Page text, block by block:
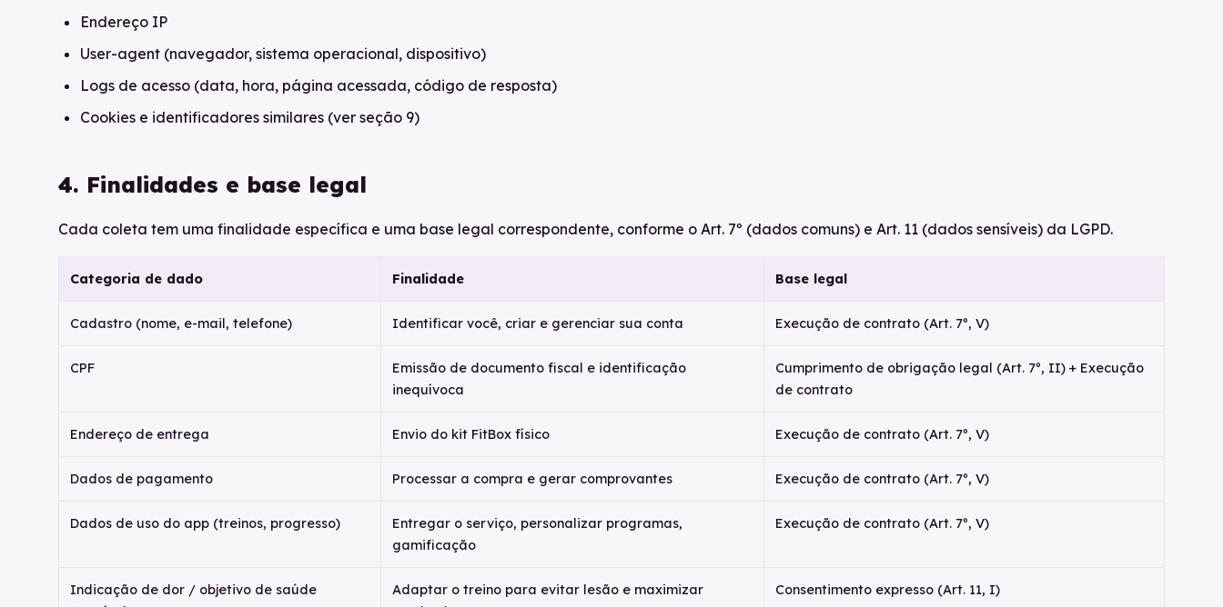
Endereço IP
User-agent (navegador, sistema operacional, dispositivo)
Logs de acesso (data, hora, página acessada, código de resposta)
Cookies e identificadores similares (ver seção 9)
4. Finalidades e base legal
Cada coleta tem uma finalidade específica e uma base legal correspondente, conforme o Art. 7º (dados comuns) e Art. 11 (dados sensíveis) da LGPD.
Categoria de dado Finalidade Base legal
Cadastro (nome, e-mail, telefone) Identificar você, criar e gerenciar sua conta Execução de contrato (Art. 7º, V)
CPF
Emissão de documento fiscal e identificação
inequívoca
Cumprimento de obrigação legal (Art. 7º, II) + Execução
de contrato
Endereço de entrega Envio do kit FitBox físico Execução de contrato (Art. 7º, V)
Dados de pagamento Processar a compra e gerar comprovantes Execução de contrato (Art. 7º, V)
Dados de uso do app (treinos, progresso)
Entregar o serviço, personalizar programas,
gamificação
Execução de contrato (Art. 7º, V)
Indicação de dor / objetivo de saúde
Adaptar o treino para evitar lesão e maximizar
Consentimento expresso (Art. 11, I)